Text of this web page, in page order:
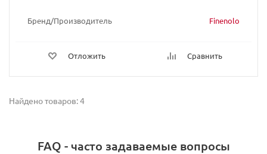
Бренд/Производитель Finenolo
Отложить Сравнить
Найдено товаров: 4
FAQ - часто задаваемые вопросы